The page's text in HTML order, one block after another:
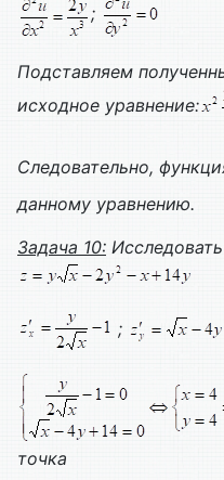
;
Подставляем
исходное уравнение:
Следовательно,
данному уравнению.
Задача 10:
;
точка